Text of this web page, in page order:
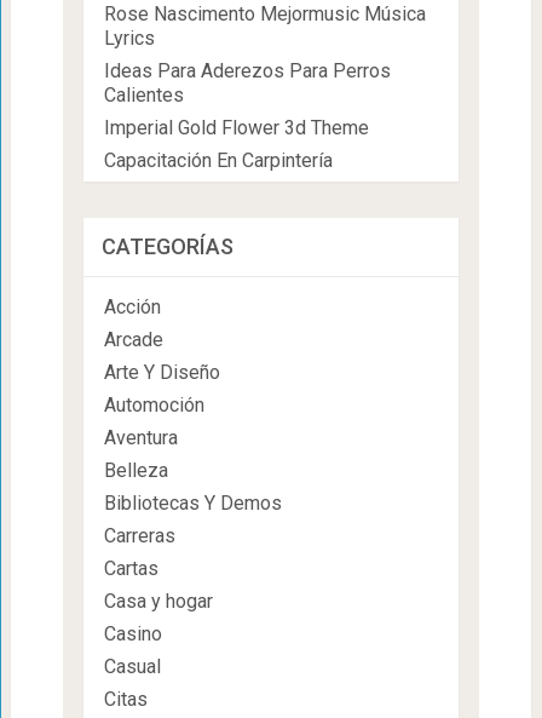
Rose Nascimento Mejormusic Música
Lyrics
Ideas Para Aderezos Para Perros
Calientes
Imperial Gold Flower 3d Theme
Capacitación En Carpintería
CATEGORÍAS
Acción
Arcade
Arte Y Diseño
Automoción
Aventura
Belleza
Bibliotecas Y Demos
Carreras
Cartas
Casa y hogar
Casino
Casual
Citas